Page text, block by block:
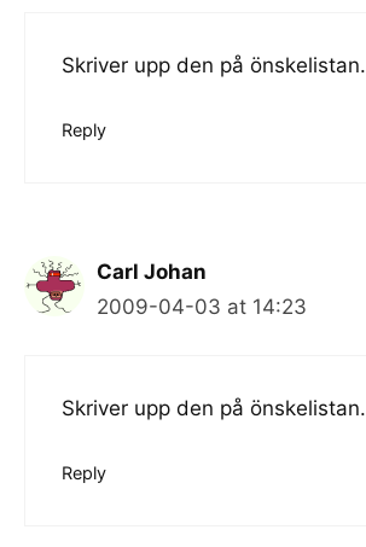
Skriver upp den på önskelistan.
Reply
Carl Johan
2009-04-03 at 14:23
Skriver upp den på önskelistan.
Reply